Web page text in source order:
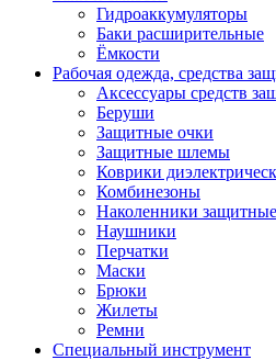
Гидроаккумуляторы
Баки расширительные
Ёмкости
Рабочая одежда, средства
Аксессуары средств
Беруши
Защитные очки
Защитные шлемы
Коврики
Комбинезоны
Наколенники защитные
Наушники
Перчатки
Маски
Брюки
Жилеты
Ремни
Специальный инструмент